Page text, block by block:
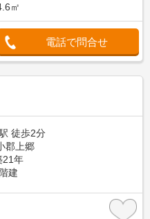
㎡
電話で問合せ
徒歩2分
郡上郷
21年
建